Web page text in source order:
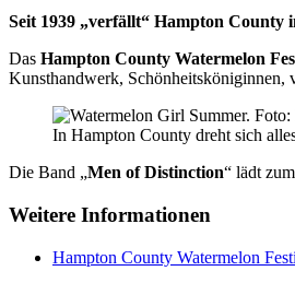
Seit 1939 „verfällt“ Hampton County
Das Hampton County Watermelon
Kunsthandwerk, Schönheitsköniginnen,
In Hampton County dreht sich
Die Band „Men of Distinction“ lädt
Weitere Informationen
Hampton County Watermelon